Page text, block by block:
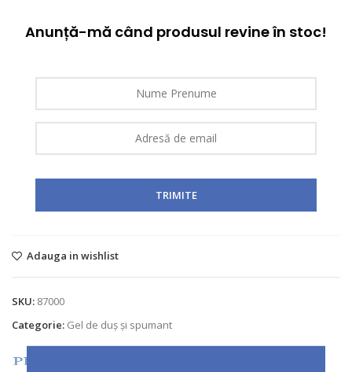
Anunță-mă când produsul revine în stoc!
Adauga in wishlist
SKU: 87000
Categorie: Gel de duș și spumant